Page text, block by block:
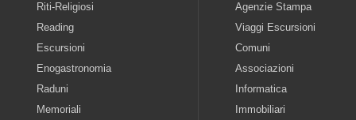
Riti-Religiosi
Reading
Escursioni
Enogastronomia
Raduni
Memoriali
Agenzie Stampa
Viaggi Escursioni
Comuni
Associazioni
Informatica
Immobiliari